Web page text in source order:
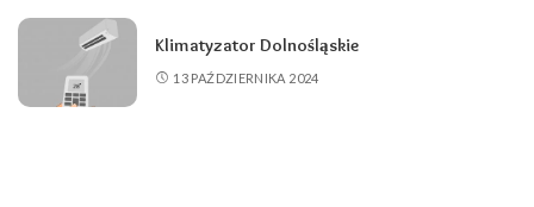
Klimatyzator Dolnośląskie
13 PAŹDZIERNIKA 2024